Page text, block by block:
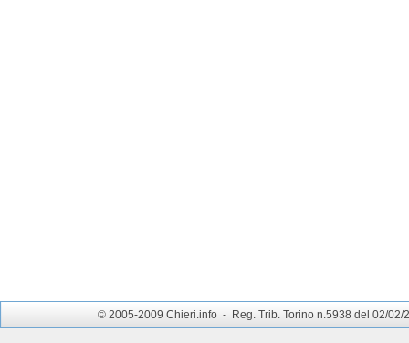
© 2005-2009 Chieri.info - Reg. Trib. Torino n.5938 del 02/02/